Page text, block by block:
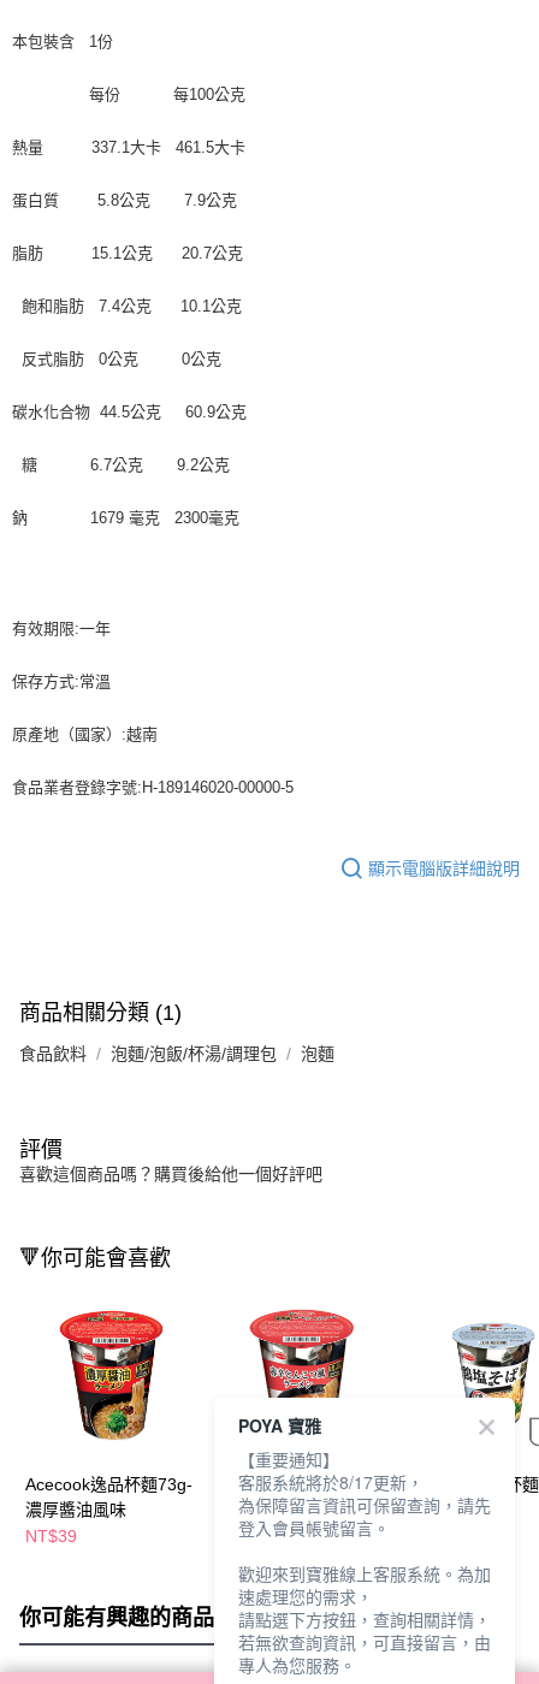
本包裝含 1份
每份 每100公克
熱量 337.1大卡 461.5大卡
蛋白質 5.8公克 7.9公克
脂肪 15.1公克 20.7公克
飽和脂肪 7.4公克 10.1公克
反式脂肪 0公克 0公克
碳水化合物 44.5公克 60.9公克
糖 6.7公克 9.2公克
鈉 1679 毫克 2300毫克
有效期限:一年
保存方式:常溫
原產地（國家）:越南
食品業者登錄字號:H-189146020-00000-5
顯示電腦版詳細說明
商品相關分類 (1)
食品飲料 泡麵/泡飯/杯湯/調理包 泡麵
評價
喜歡這個商品嗎？購買後給他一個好評吧
🔻你可能會喜歡
Acecook逸品杯麵73g-
濃厚醬油風味
NT$39
Acecook逸品杯麵73g-
辛豚骨風味
NT$39
Acecook逸品杯
鹽味雞湯風味
你可能有興趣的商品 全站排行
POYA 寶雅
【重要通知】
客服系統將於8/17更新，
為保障留言資訊可保留查詢，請先
登入會員帳號留言。
歡迎來到寶雅線上客服系統。為加
速處理您的需求，
請點選下方按鈕，查詢相關詳情，
若無欲查詢資訊，可直接留言，由
專人為您服務。